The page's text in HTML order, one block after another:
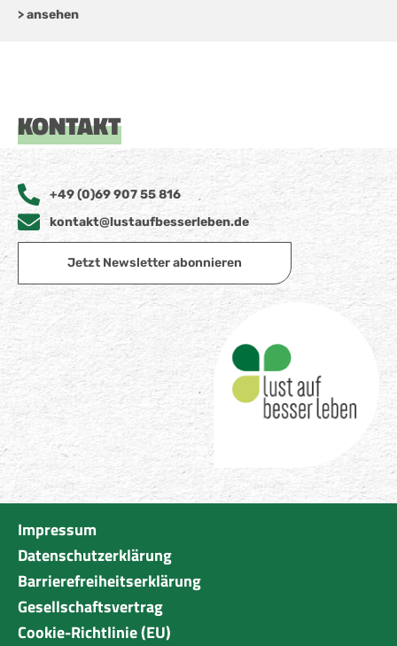
> ansehen
KONTAKT
+49 (0)69 907 55 816
kontakt@lustaufbesserleben.de
Jetzt Newsletter abonnieren
Impressum
Datenschutzerklärung
Barrierefreiheitserklärung
Gesellschaftsvertrag
Cookie-Richtlinie (EU)